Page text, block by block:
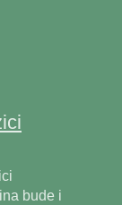
bude i